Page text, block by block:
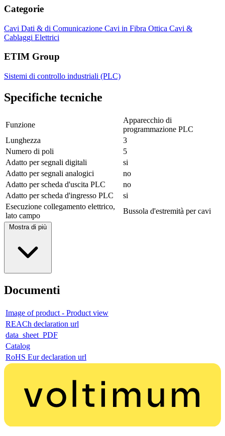
Categorie
Cavi Dati & di Comunicazione Cavi in Fibra Ottica Cavi &
Cablaggi Elettrici
ETIM Group
Sistemi di controllo industriali (PLC)
Specifiche tecniche
Funzione
Apparecchio di
programmazione PLC
Lunghezza
3
Numero di poli
5
Adatto per segnali digitali
si
Adatto per segnali analogici
no
Adatto per scheda d'uscita PLC
no
Adatto per scheda d'ingresso PLC
si
Esecuzione collegamento elettrico,
lato campo
Bussola d'estremità per cavi
Mostra di più
Documenti
Image of product - Product view
REACh declaration url
data_sheet_PDF
Catalog
RoHS Eur declaration url